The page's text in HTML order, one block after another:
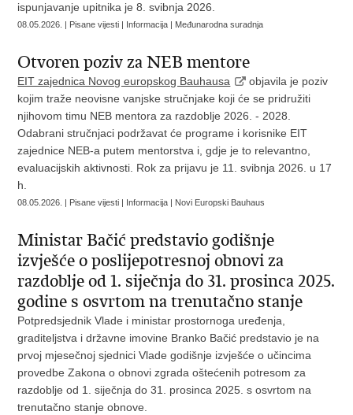
ispunjavanje upitnika je 8. svibnja 2026.
08.05.2026. | Pisane vijesti | Informacija | Međunarodna suradnja
Otvoren poziv za NEB mentore
EIT zajednica Novog europskog Bauhausa
objavila je poziv
kojim traže neovisne vanjske stručnjake koji će se pridružiti
njihovom timu NEB mentora za razdoblje 2026. - 2028.
Odabrani stručnjaci podržavat će programe i korisnike EIT
zajednice NEB-a putem mentorstva i, gdje je to relevantno,
evaluacijskih aktivnosti. Rok za prijavu je 11. svibnja 2026. u 17
h.
08.05.2026. | Pisane vijesti | Informacija | Novi Europski Bauhaus
Ministar Bačić predstavio godišnje
izvješće o poslijepotresnoj obnovi za
razdoblje od 1. siječnja do 31. prosinca 2025.
godine s osvrtom na trenutačno stanje
Potpredsjednik Vlade i ministar prostornoga uređenja,
graditeljstva i državne imovine Branko Bačić predstavio je na
prvoj mjesečnoj sjednici Vlade godišnje izvješće o učincima
provedbe Zakona o obnovi zgrada oštećenih potresom za
razdoblje od 1. siječnja do 31. prosinca 2025. s osvrtom na
trenutačno stanje obnove.